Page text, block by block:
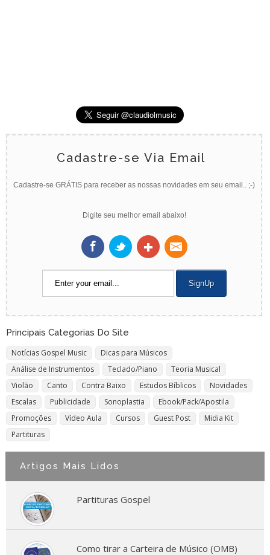
Cadastre-se Via Email
Cadastre-se GRÁTIS para receber as nossas novidades em seu email.. ;-)
Digite seu melhor email abaixo!
Principais Categorias Do Site
Notícias Gospel Music
Dicas para Músicos
Análise de Instrumentos
Teclado/Piano
Teoria Musical
Violão
Canto Contra Baixo Estudos Bíblicos
Novidades
Escalas
Publicidade Sonoplastia
Ebook/Pack/Apostila
Promoções
Vídeo Aula Cursos Guest Post
Midia Kit
Partituras
Artigos Mais Lidos
Partituras Gospel
Como tirar a Carteira de Músico (OMB)